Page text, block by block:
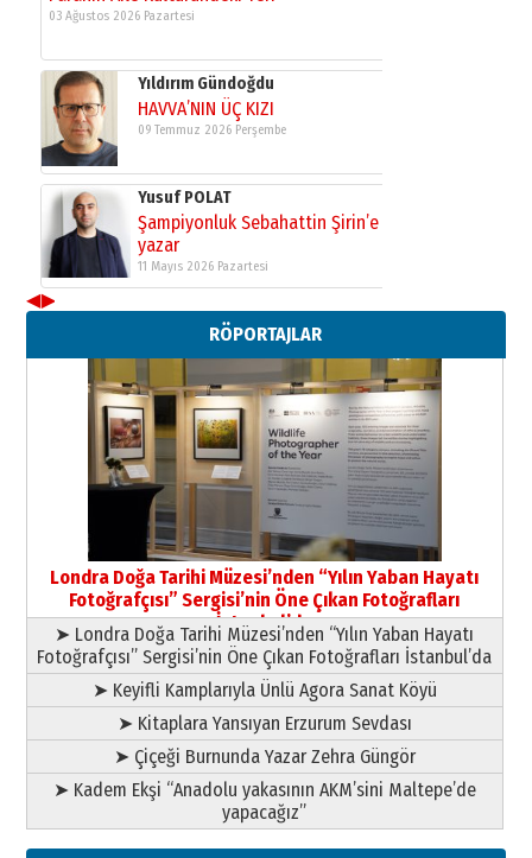
03 Ağustos 2026 Pazartesi
Yıldırım Gündoğdu
HAVVA’NIN ÜÇ KIZI
09 Temmuz 2026 Perşembe
Yusuf POLAT
Şampiyonluk Sebahattin Şirin’e
yazar
11 Mayıs 2026 Pazartesi
Neşat YALÇIN
Paranın Aile Kültüründeki Yeri
03 Ağustos 2026 Pazartesi
Yıldırım Gündoğdu
HAVVA’NIN ÜÇ KIZI
09 Temmuz 2026 Perşembe
Yusuf POLAT
Şampiyonluk Sebahattin Şirin’e
yazar
11 Mayıs 2026 Pazartesi
◀▶
RÖPORTAJLAR
Londra Doğa Tarihi Müzesi’nden “Yılın Yaban Hayatı
Fotoğrafçısı” Sergisi’nin Öne Çıkan Fotoğrafları
İstanbul’da
➤ Londra Doğa Tarihi Müzesi’nden “Yılın Yaban Hayatı
Fotoğrafçısı” Sergisi’nin Öne Çıkan Fotoğrafları İstanbul’da
➤ Keyifli Kamplarıyla Ünlü Agora Sanat Köyü
➤ Kitaplara Yansıyan Erzurum Sevdası
➤ Çiçeği Burnunda Yazar Zehra Güngör
➤ Kadem Ekşi “Anadolu yakasının AKM’sini Maltepe’de
yapacağız”